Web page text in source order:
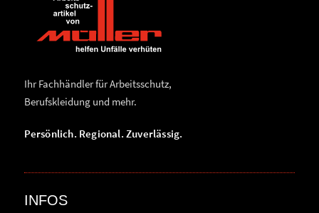
Ihr Fachhändler für Arbeitsschutz,
Berufskleidung und mehr.
Persönlich. Regional. Zuverlässig.
INFOS